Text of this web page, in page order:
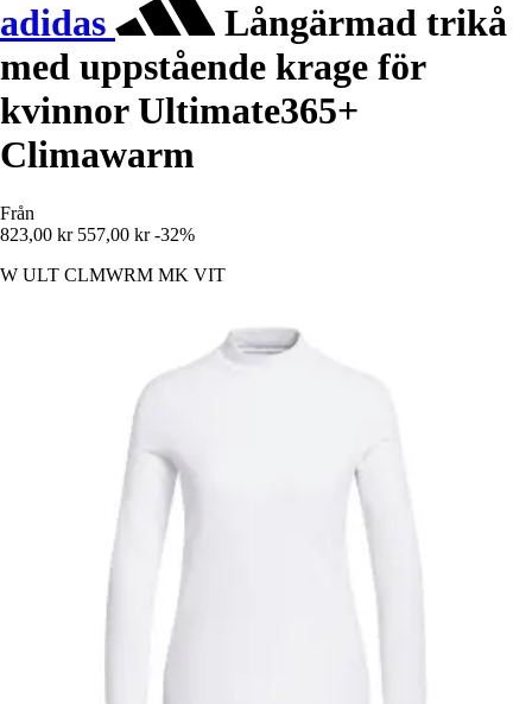
adidas
Långärmad trikå
med uppstående krage för
kvinnor Ultimate365+
Climawarm
Från
823,00 kr 557,00 kr -32%
W ULT CLMWRM MK VIT